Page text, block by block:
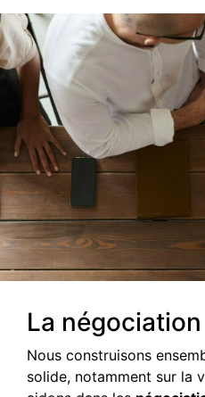
La
Nous construisons
solide, notamment sur la